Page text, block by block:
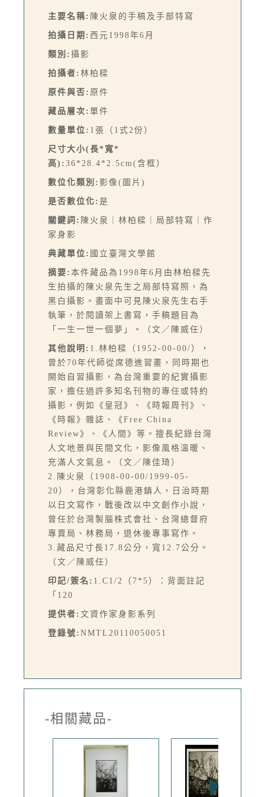
主要名稱: 陳火泉的手稿及手部特寫
拍攝日期: 西元1998年6月
類別: 攝影
拍攝者: 林柏樑
原件與否: 原件
藏品層次: 單件
數量單位: 1張（1式2份）
尺寸大小(長*寬*
高): 36*28.4*2.5cm(含框）
數位化類別: 影像(圖片)
是否數位化: 是
關鍵詞: 陳火泉｜林柏樑｜局部特寫｜作
家身影
典藏單位: 國立臺灣文學館
摘要: 本件藏品為1998年6月由林柏樑先
生拍攝的陳火泉先生之局部特寫照，為
黑白攝影。畫面中可見陳火泉先生右手
執筆，於閱讀架上書寫，手稿題目為
「一生一世一個夢」。（文／陳威任）
其他說明: 1.林柏樑（1952-00-00/），
曾於70年代師從席德進習畫，同時期也
開始自習攝影，為台灣重要的紀實攝影
家，擔任過許多知名刊物的專任或特約
攝影，例如《皇冠》、《時報周刊》、
《時報》雜誌、《Free China
Review》、《人間》等。擅長紀錄台灣
人文地景與民間文化，影像風格溫暖、
充滿人文氣息。（文／陳佳琦）
2.陳火泉（1908-00-00/1999-05-
20），台灣彰化縣鹿港鎮人，日治時期
以日文寫作，戰後改以中文創作小說，
曾任於台灣製腦株式會社、台灣總督府
專賣局、林務局，退休後專事寫作。
3.藏品尺寸長17.8公分，寬12.7公分。
（文／陳威任）
印記/簽名: 1.C1/2（7*5）：背面註記
「120
提供者: 文資作家身影系列
登錄號: NMTL20110050051
-相關藏品-